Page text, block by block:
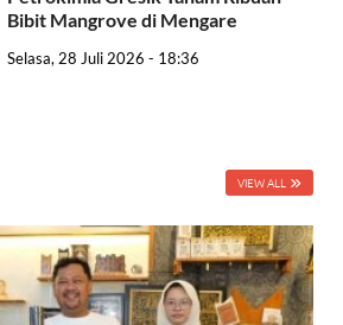
Bibit Mangrove di Mengare
Selasa, 28 Juli 2026 - 18:36
VIEW ALL